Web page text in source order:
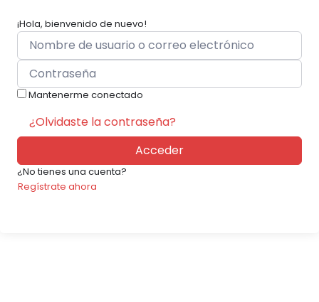
¡Hola, bienvenido de nuevo!
Mantenerme conectado
¿Olvidaste la contraseña?
Acceder
¿No tienes una cuenta?
Regístrate ahora